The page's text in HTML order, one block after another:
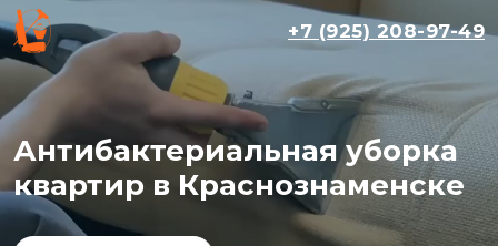
+7 (925) 208-97-49
Антибактериальная уборка
квартир в Краснознаменске